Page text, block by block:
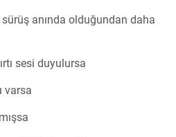
anında olduğundan daha
sesi duyulursa
varsa